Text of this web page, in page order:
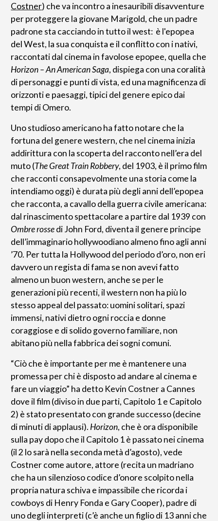
Costner) che va incontro a inesauribili disavventure
per proteggere la giovane Marigold, che un padre
padrone sta cacciando in tutto il west: è l'epopea
del West, la sua conquista e il conflitto con i nativi,
raccontati dal cinema in favolose epopee, quella che
Horizon – An American Saga, dispiega con una coralità
di personaggi e punti di vista, ed una magnificenza di
orizzonti e paesaggi, tipici del genere epico dai
tempi di Omero.
Uno studioso americano ha fatto notare che la
fortuna del genere western, che nel cinema inizia
addirittura con la scoperta del racconto nell’era del
muto (The Great Train Robbery, del 1903, è il primo film
che racconti consapevolmente una storia come la
intendiamo oggi) è durata più degli anni dell’epopea
che racconta, a cavallo della guerra civile americana:
dal rinascimento spettacolare a partire dal 1939 con
Ombre rossedi John Ford, diventa il genere principe
dell’immaginario hollywoodiano almeno fino agli anni
’70. Per tutta la Hollywood del periodo d’oro, non eri
davvero un regista di fama se non avevi fatto
almeno un buon western, anche se per le
generazioni più recenti, il western non ha più lo
stesso appeal del passato: uomini solitari, spazi
immensi, nativi dietro ogni roccia e donne
coraggiose e di solido governo familiare, non
abitano più nella fabbrica dei sogni comuni.
“Ciò che è importante per me è mantenere una
promessa per chi è disposto ad andare al cinema e
fare un viaggio” ha detto Kevin Costner a Cannes
dove il film (diviso in due parti, Capitolo 1 e Capitolo
2) è stato presentato con grande successo (decine
di minuti di applausi). Horizon, che è ora disponibile
sulla pay dopo che il Capitolo 1 è passato nei cinema
(il 2 lo sarà nella seconda metà d’agosto), vede
Costner come autore, attore (recita un madriano
che ha un silenzioso codice d’onore scolpito nella
propria natura schiva e impassibile che ricorda i
cowboys di Henry Fonda e Gary Cooper), padre di
uno degli interpreti (c’è anche un figlio di 13 anni che